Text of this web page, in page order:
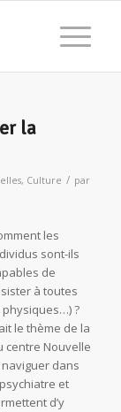
la
, Culture / par
les
sont-ils
de
à toutes
?
le thème de la
centre Nouvelle
naviguer dans
et
d’y